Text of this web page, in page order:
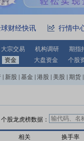
财经快讯 行情中
大宗交易 机构调研
期指
资金 大盘资金 个股
新股 基金 港股 美股 期货
个股龙虎榜数据：
相关 换手率